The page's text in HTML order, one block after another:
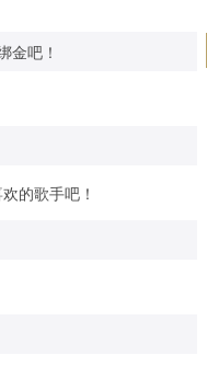
金吧！
的歌手吧！